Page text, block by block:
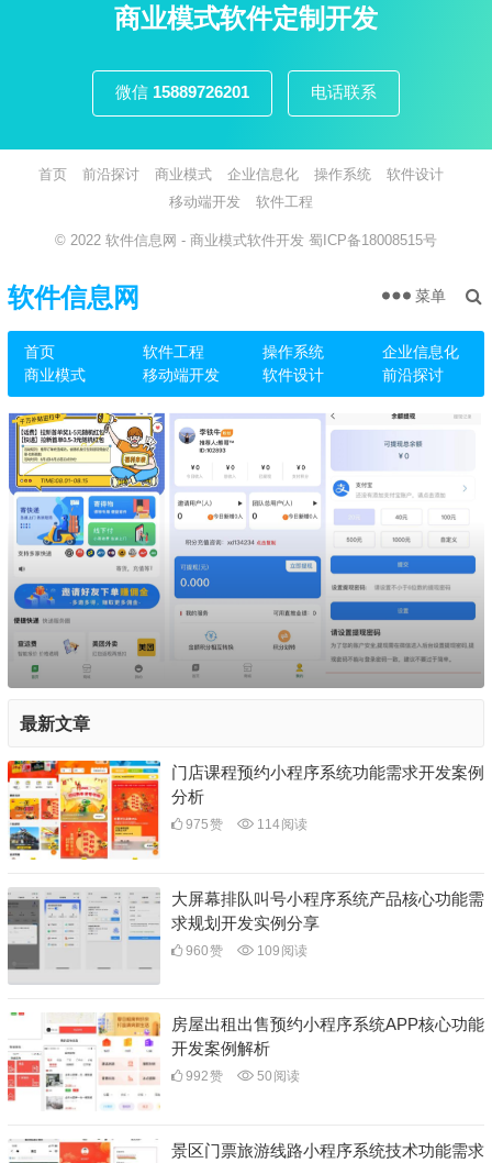
商业模式软件定制开发
微信 15889726201 电话联系
首页 前沿探讨 商业模式 企业信息化 操作系统
软件设计
移动端开发
软件工程
© 2022 软件信息网 - 商业模式软件开发 蜀ICP备18008515号
软件信息网
首页 软件工程 操作系统
企业信息化
商业模式
移动端开发 软件设计 前沿探讨
菜单
最新文章
门店课程预约小程序系统功能需求开发案例
分析
975赞 114阅读
大屏幕排队叫号小程序系统产品核心功能需
求规划开发实例分享
960赞 109 阅读
房屋出租出售预约小程序系统APP核心功能
开发案例解析
992赞 50 阅读
景区门票旅游线路小程序系统技术功能需求